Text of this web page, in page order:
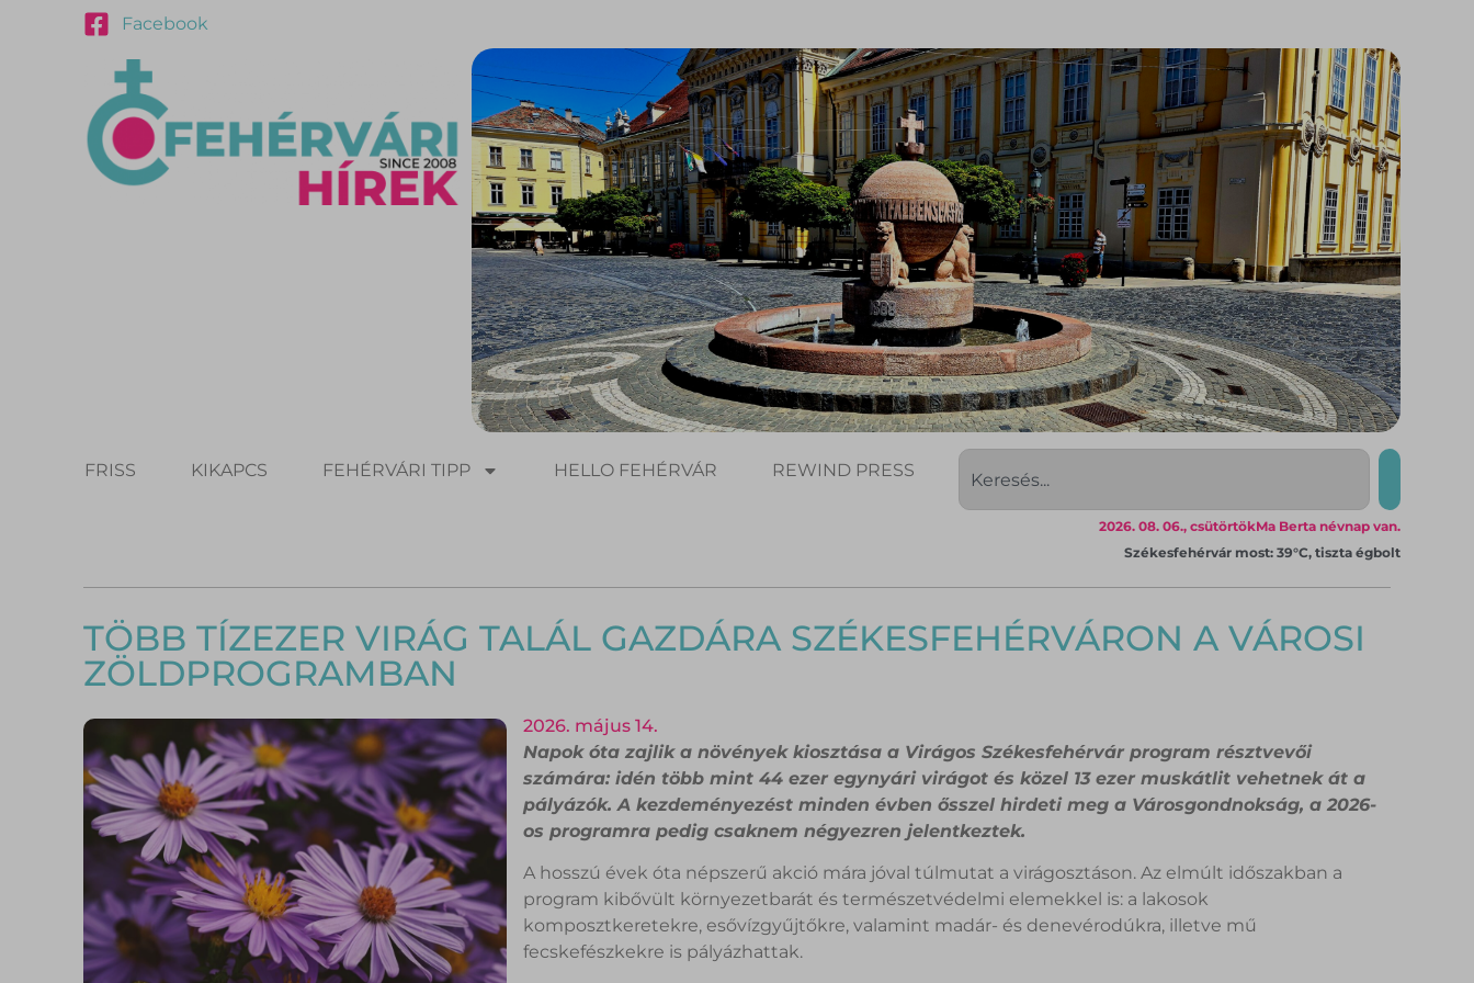
Facebook
FRISS KIKAPCS FEHÉRVÁRI TIPP HELLO FEHÉRVÁR REWIND PRESS
Ma Berta névnap van.
2026. 08. 06., csütörtök
Székesfehérvár most: 39°C, tiszta égbolt
TÖBB TÍZEZER VIRÁG TALÁL GAZDÁRA SZÉKESFEHÉRVÁRON A VÁROSI
ZÖLDPROGRAMBAN
2026. május 14.
Napok óta zajlik a növények kiosztása a Virágos Székesfehérvár program résztvevői
számára: idén több mint 44 ezer egynyári virágot és közel 13 ezer muskátlit vehetnek át a
pályázók. A kezdeményezést minden évben ősszel hirdeti meg a Városgondnokság, a 2026-
os programra pedig csaknem négyezren jelentkeztek.
A hosszú évek óta népszerű akció mára jóval túlmutat a virágosztáson. Az elmúlt időszakban a
program kibővült környezetbarát és természetvédelmi elemekkel is: a lakosok
komposztkeretekre, esővízgyűjtőkre, valamint madár- és denevérodúkra, illetve mű
fecskefészkekre is pályázhattak.